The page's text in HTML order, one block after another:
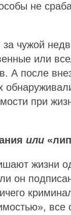
не
за чужой
или
А после
при
или
жизни
он
все